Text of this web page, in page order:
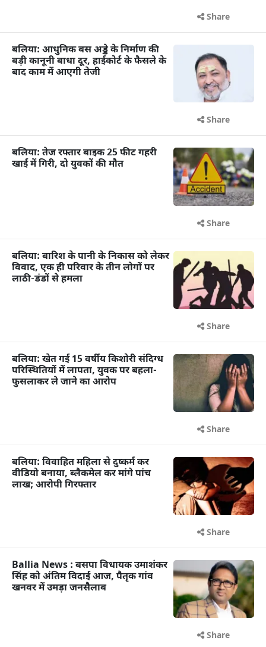
Share
बलिया: आधुनिक बस अड्डे के निर्माण की
बड़ी कानूनी बाधा दूर, हाईकोर्ट के फैसले के
बाद काम में आएगी तेजी
Share
बलिया: तेज रफ्तार बाइक 25 फीट गहरी
खाई में गिरी, दो युवकों की मौत
Share
बलिया: बारिश के पानी के निकास को लेकर
विवाद, एक ही परिवार के तीन लोगों पर
लाठी-डंडों से हमला
Share
बलिया: खेत गई 15 वर्षीय किशोरी संदिग्ध
परिस्थितियों में लापता, युवक पर बहला-
फुसलाकर ले जाने का आरोप
Share
बलिया: विवाहित महिला से दुष्कर्म कर
वीडियो बनाया, ब्लैकमेल कर मांगे पांच
लाख; आरोपी गिरफ्तार
Share
Ballia News : बसपा विधायक उमाशंकर
सिंह को अंतिम विदाई आज, पैतृक गांव
खनवर में उमड़ा जनसैलाब
Share